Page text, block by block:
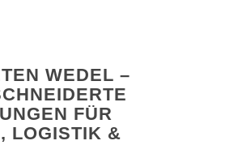
WEDEL –
H
FÜR W
& I